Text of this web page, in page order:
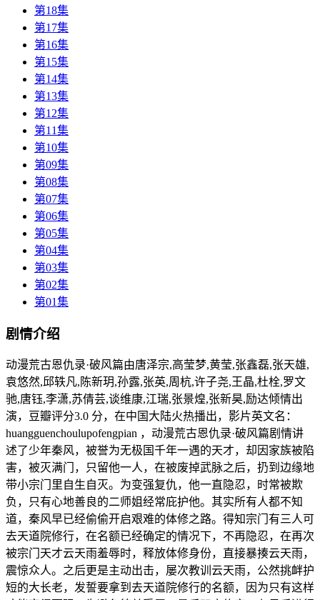
第18集
第17集
第16集
第15集
第14集
第13集
第12集
第11集
第10集
第09集
第08集
第07集
第06集
第05集
第04集
第03集
第02集
第01集
剧情介绍
动漫荒古恩仇录·破风篇由唐泽宗,高莹梦,黄莹,张鑫磊,张天雄,
袁悠然,邱轶凡,陈新玥,孙露,张英,周杭,许子尧,王晶,杜栓,罗文
驰,唐钰,李潇,苏倩芸,谈维康,江瑞,张景煌,张新昊,励达倾情出
演，豆瓣评分3.0 分，在中国大陆火热播出，影片英文名：
huangguenchoulupofengpian ，动漫荒古恩仇录·破风篇剧情讲
述了少年秦风，被誉为无极国千年一遇的天才，却因家族被陷
害，被灭满门，只留他一人，在被废掉武脉之后，扔到边缘地
带小宗门里自生自灭。为变强复仇，他一直隐忍，时常被欺
负，只有心地善良的二师姐经常庇护他。其实所有人都不知
道，秦风早已经偷偷开启艰难的体修之路。得知宗门有三人可
去天道院修行，在名额已经确定的情况下，不再隐忍，在再次
被宗门天才云天雨羞辱时，释放体修身份，直接暴揍云天雨，
震惊众人。之后更是主动出击，屡次教训云天雨，公然挑衅护
短的大长老，发誓要拿到去天道院修行的名额，因为只有这样